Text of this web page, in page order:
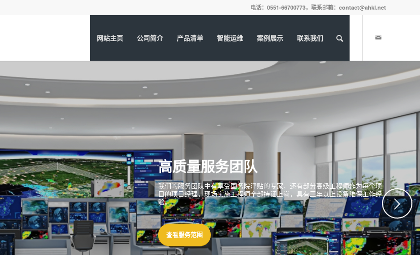
电话：0551-66700773，联系邮箱：contact@ahkl.net
网站主页 公司简介 产品清单 智能运维 案例展示 联系我们
高质量服务团队
我们的服务团队中有享受国务院津贴的专家，还有部分高级工程师作为每个项
目的项目经理，现场实施工程师全部持证上岗，具有三年以上设备维保工作经
验。
查看服务范围
下一页